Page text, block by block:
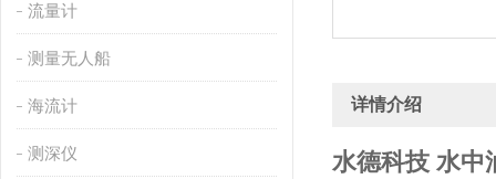
流量计
测量无人船
海流计
测深仪
详情介绍
水德科技 水中